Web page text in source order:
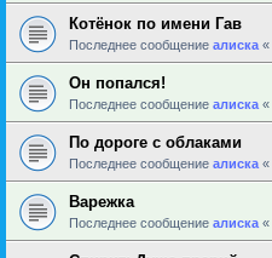
Котёнок по имени Гав
Последнее сообщение алиска «
Он попался!
Последнее сообщение алиска «
По дороге с облаками
Последнее сообщение алиска «
Варежка
Последнее сообщение алиска «